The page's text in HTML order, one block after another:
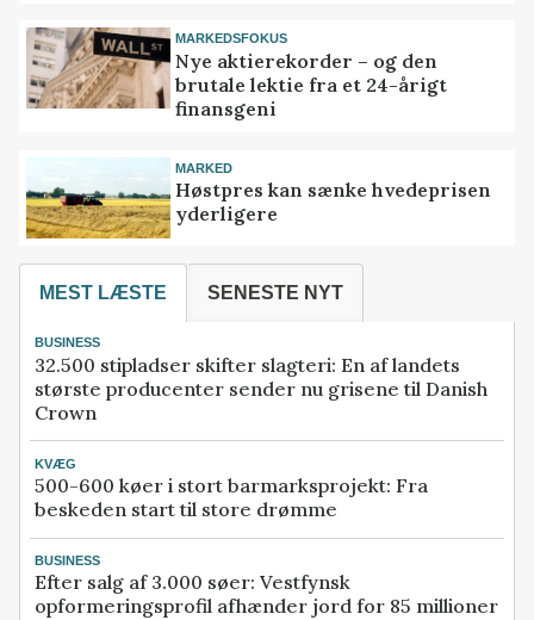
MARKEDSFOKUS
Nye aktierekorder – og den
brutale lektie fra et 24-årigt
finansgeni
MARKED
Høstpres kan sænke hvedeprisen
yderligere
MEST LÆSTE SENESTE NYT
BUSINESS
32.500 stipladser skifter slagteri: En af landets
største producenter sender nu grisene til Danish
Crown
KVÆG
500-600 køer i stort barmarksprojekt: Fra
beskeden start til store drømme
BUSINESS
Efter salg af 3.000 søer: Vestfynsk
opformeringsprofil afhænder jord for 85 millioner